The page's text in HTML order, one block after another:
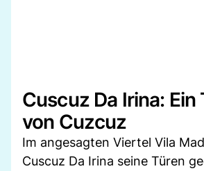
Cuscuz Da Irina: Ein
von Cuzcuz
Im angesagten Viertel Vila
Cuscuz Da Irina seine Türen